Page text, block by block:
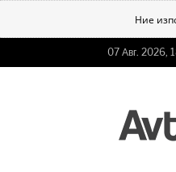
Ние
07 Авг. 2026,